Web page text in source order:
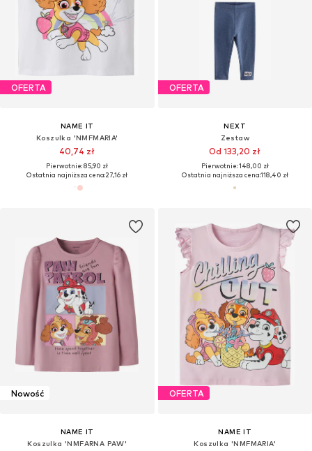
OFERTA
NAME IT
Koszulka 'NMFMARIA'
40,74 zł
Pierwotnie: 85,90 zł
Ostatnia najniższa cena:27,16 zł
OFERTA
NEXT
Zestaw
Od 133,20 zł
Pierwotnie: 148,00 zł
Ostatnia najniższa cena:118,40 zł
Nowość
NAME IT
Koszulka 'NMFARNA PAW'
OFERTA
NAME IT
Koszulka 'NMFMARIA'